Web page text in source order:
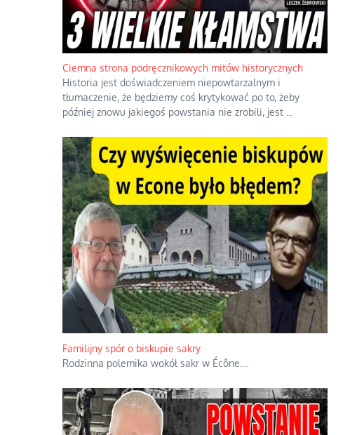
Ciemna strona podręcznikowych mitów historycznych
Historia jest doświadczeniem niepowtarzalnym i
tłumaczenie, że będziemy coś krytykować po to, żeby
później znowu jakiegoś powstania nie zrobili, jest
Familijny spór o biskupie sakry
Rodzinna polemika wokół sakr w Écône.